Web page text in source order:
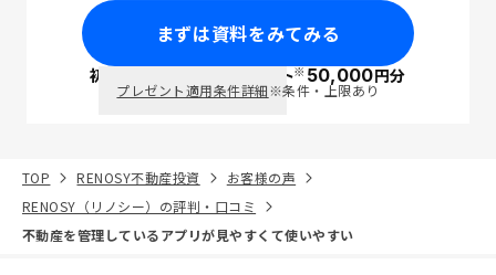
まずは資料をみてみる
初回面談で ポイント※50,000円分
プレゼント適用条件詳細※条件・上限あり
TOP RENOSY不動産投資
お客様の声
RENOSY（リノシー）の評判・口コミ
不動産を管理しているアプリが見やすくて使いやすい